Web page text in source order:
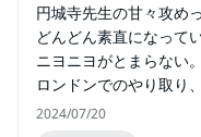
円城寺先生の甘々攻め
どんどん素直になって
ニヨニヨがとまらない。
ロンドンでのやり取り
2024/07/20